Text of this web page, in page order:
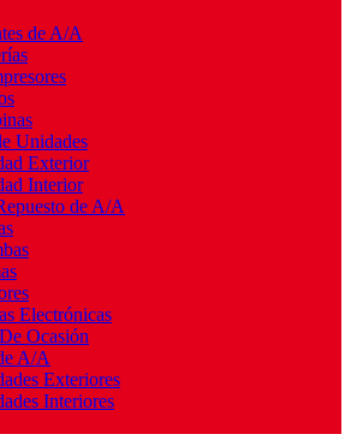
de A/A
Unidades
Exterior
Interior
de A/A
Electrónicas
Ocasión
A/A
Exteriores
Interiores